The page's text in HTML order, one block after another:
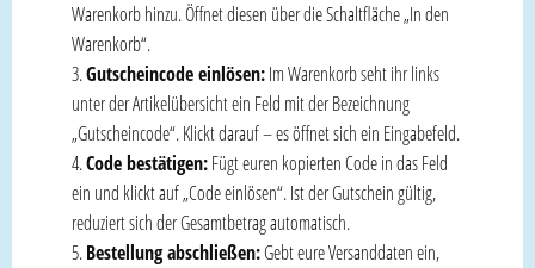
Warenkorb hinzu. Öffnet diesen über die Schaltfläche „In den
Warenkorb“.
Gutscheincode einlösen:Im Warenkorb seht ihr links
unter der Artikelübersicht ein Feld mit der Bezeichnung
„Gutscheincode“. Klickt darauf – es öffnet sich ein Eingabefeld.
Code bestätigen:Fügt euren kopierten Code in das Feld
ein und klickt auf „Code einlösen“. Ist der Gutschein gültig,
reduziert sich der Gesamtbetrag automatisch.
Bestellung abschließen:Gebt eure Versanddaten ein,